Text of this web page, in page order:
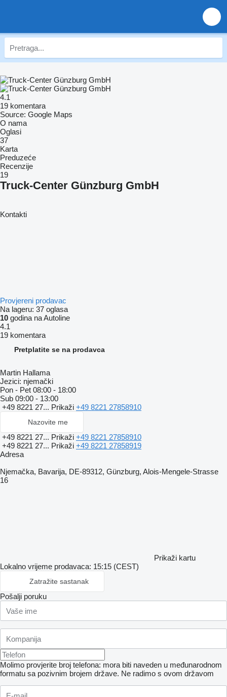
4.1
19 komentara
Source: Google Maps
O nama
Oglasi
37
Karta
Preduzeće
Recenzije
19
Truck-Center Günzburg GmbH
Kontakti
Provjereni prodavac
Na lageru: 37 oglasa
10 godina na Autoline
4.1
19 komentara
Pretplatite se na prodavca
Martin Hallama
Jezici: njemački
Pon - Pet 08:00 - 18:00
Sub 09:00 - 13:00
+49 8221 27... Prikaži +49 8221 27858910
Nazovite me
+49 8221 27... Prikaži +49 8221 27858910
+49 8221 27... Prikaži +49 8221 27858919
Adresa
Njemačka, Bavarija, DE-89312, Günzburg, Alois-Mengele-Strasse
16
Prikaži kartu
Lokalno vrijeme prodavaca: 15:15 (CEST)
Zatražite sastanak
Pošalji poruku
Molimo provjerite broj telefona: mora biti naveden u međunarodnom
formatu sa pozivnim brojem države. Ne radimo s ovom državom